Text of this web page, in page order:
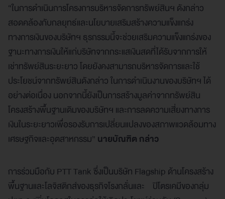
“ในการดำเนินการโครงการบริหารจัดการทรัพย์สินฯ ดังกล่าว
สอดคล้องกับกลยุทธ์และนโยบายเสริมสร้างความแข็งแกร่ง
ทางการเงินของบริษัทฯ ธุรกรรมนี้จะช่วยเสริมความแข็งแกร่งของ
ฐานะทางการเงินให้แก่บริษัทจากกระแสเงินสดที่ได้รับจากการให้
เช่าทรัพย์สินระยะยาว โดยยังคงสามารถบริหารจัดการและใช้
ประโยชน์จากทรัพย์สินดังกล่าว ในการดำเนินงานของบริษัทฯ ได้
อย่างต่อเนื่อง นอกจากนี้ยังเป็นการสร้างมูลค่าจากทรัพย์สิน
โครงสร้างพื้นฐานเดิมของบริษัทฯ และการลดความเสี่ยงทางการ
เงินในระยะยาวเพื่อรองรับการเปลี่ยนแปลงของสภาพแวดล้อมทาง
เศรษฐกิจและอุตสาหกรรม” นายบัณฑิต กล่าว
การร่วมมือกับ PTT Tank ซึ่งเป็นบริษัท Flagship ด้านโครงสร้าง
พื้นฐานและโลจิสติกส์ของธุรกิจโรงกลั่นและ ปิโตรเคมีของกลุ่ม